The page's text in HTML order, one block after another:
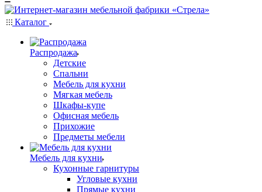
Каталог
Распродажа
Детские
Спальни
Мебель для кухни
Мягкая мебель
Шкафы-купе
Офисная мебель
Прихожие
Предметы мебели
Мебель для кухни
Кухонные гарнитуры
Угловые кухни
Прямые кухни